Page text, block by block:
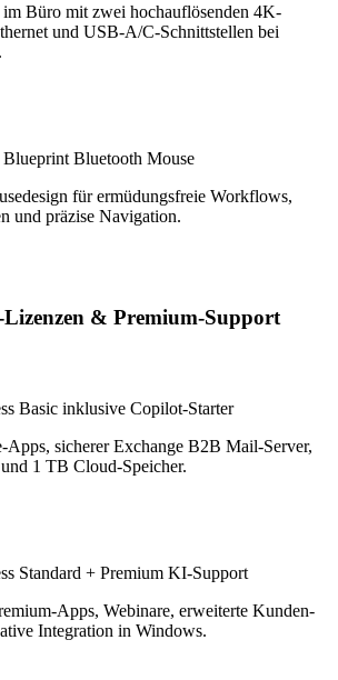
Büro mit zwei hochauflösenden 4K-
und USB-A/C-Schnittstellen bei
Bluetooth Mouse
für ermüdungsfreie Workflows,
und präzise Navigation.
& Premium-Support
Basic inklusive Copilot-Starter
sicherer Exchange B2B Mail-Server,
1 TB Cloud-Speicher.
Standard + Premium KI-Support
Apps, Webinare, erweiterte Kunden-
Integration in Windows.